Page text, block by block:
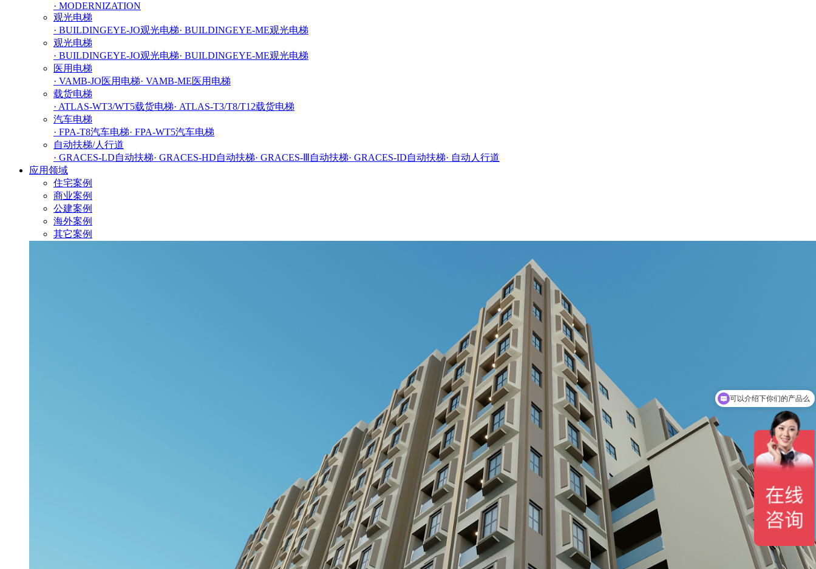
· MODERNIZATION
观光电梯
· BUILDINGEYE-JO观光电梯· BUILDINGEYE-ME观光电梯
观光电梯
· BUILDINGEYE-JO观光电梯· BUILDINGEYE-ME观光电梯
医用电梯
· VAMB-JO医用电梯· VAMB-ME医用电梯
载货电梯
· ATLAS-WT3/WT5载货电梯· ATLAS-T3/T8/T12载货电梯
汽车电梯
· FPA-T8汽车电梯· FPA-WT5汽车电梯
自动扶梯/人行道
· GRACES-LD自动扶梯· GRACES-HD自动扶梯· GRACES-Ⅲ自动扶梯· GRACES-ID自动扶梯· 自动人行道
应用领域
住宅案例
商业案例
公建案例
海外案例
其它案例
可以介绍下你们的产品么